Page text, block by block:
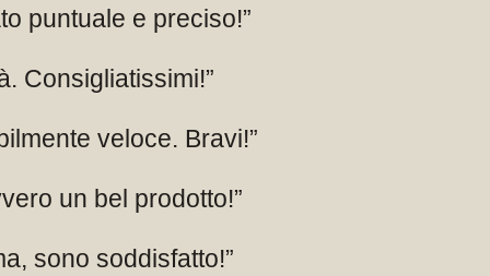
puntuale e preciso!”
Consigliatissimi!”
veloce. Bravi!”
un bel prodotto!”
sono soddisfatto!”